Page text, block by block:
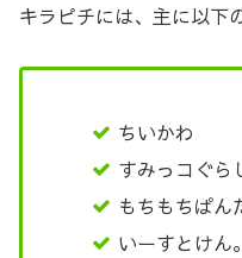
キラピチには、主に以下
ちいかわ
すみっコぐら
もちもちぱん
いーすとけん。